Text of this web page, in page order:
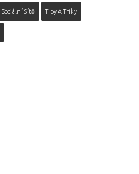
Sociální Sítě Tipy A Triky